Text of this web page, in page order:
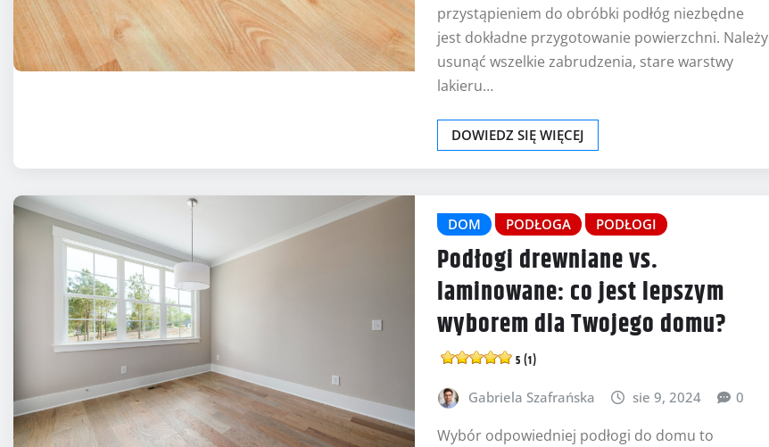
przystąpieniem do obróbki podłóg niezbędne
jest dokładne przygotowanie powierzchni. Należy
usunąć wszelkie zabrudzenia, stare warstwy
lakieru…
DOWIEDZ SIĘ WIĘCEJ
DOM PODŁOGA PODŁOGI
Podłogi drewniane vs.
laminowane: co jest lepszym
wyborem dla Twojego domu?
5 (1)
Gabriela Szafrańska sie 9, 2024 0
Wybór odpowiedniej podłogi do domu to